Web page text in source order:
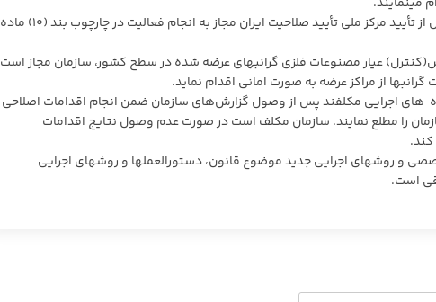
ـ نهادهای اعتباردهی موضوع ماده (۸) قانون، پس از تأیید مرکز ملی تأیید صلاحیت ایران مجاز به انجام فعالیت در چارچوب بند (۱۰) ماده
در زمینه واپایش(کنترل) عیار مصنوعات فلزی گرانبهای عرضه شده در سطح کشور، سازمان مجاز است
از مراکز عرضه به صورت امانی اقدام نماید.
(۱۶) و ( ۱۷) قانون، دستگاه ­ های اجرایی مکلفند پس از وصول گزارش‌های سازمان ضمن انجام اقدامات اصلاحی
را مطلع نمایند. سازمان مکلف است در صورت عدم وصول نتایج اقدامات
و روش­های اجرایی جدید موضوع قانون، دستورالعمل­ها و روش­های اجرایی
است.